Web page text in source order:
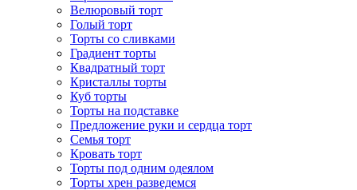
Велюровый торт
Голый торт
Торты со сливками
Градиент торты
Квадратный торт
Кристаллы торты
Куб торты
Торты на подставке
Предложение руки и сердца торт
Семья торт
Кровать торт
Торты под одним одеялом
Торты хрен разведемся